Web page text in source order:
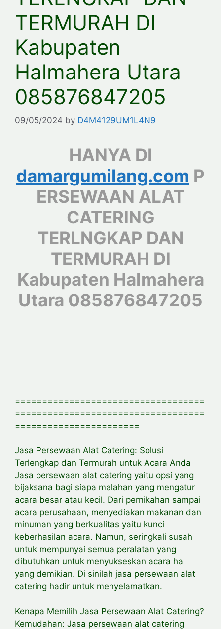
TERMURAH DI
Kabupaten
Halmahera Utara
085876847205
09/05/2024 by D4M4129UM1L4N9
HANYA DI
damargumilang.com P
ERSEWAAN ALAT
CATERING
TERLNGKAP DAN
TERMURAH DI
Kabupaten Halmahera
Utara 085876847205
===================================
===================================
=======================
Jasa Persewaan Alat Catering: Solusi
Terlengkap dan Termurah untuk Acara Anda
Jasa persewaan alat catering yaitu opsi yang
bijaksana bagi siapa malahan yang mengatur
acara besar atau kecil. Dari pernikahan sampai
acara perusahaan, menyediakan makanan dan
minuman yang berkualitas yaitu kunci
keberhasilan acara. Namun, seringkali susah
untuk mempunyai semua peralatan yang
dibutuhkan untuk menyukseskan acara hal
yang demikian. Di sinilah jasa persewaan alat
catering hadir untuk menyelamatkan.
Kenapa Memilih Jasa Persewaan Alat Catering?
Kemudahan: Jasa persewaan alat catering